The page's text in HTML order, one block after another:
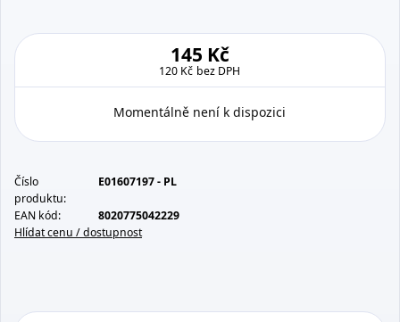
145 Kč
120 Kč bez DPH
Momentálně není k dispozici
Číslo
produktu:
E01607197 - PL
EAN kód:
8020775042229
Hlídat cenu / dostupnost